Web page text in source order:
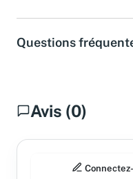
Questions
Avis (0)